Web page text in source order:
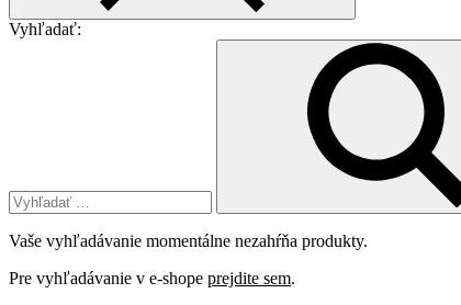
Vyhľadať:
Vaše vyhľadávanie momentálne nezahŕňa produkty.
Pre vyhľadávanie v e-shope prejdite sem.